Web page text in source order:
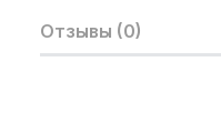
Отзывы (0)